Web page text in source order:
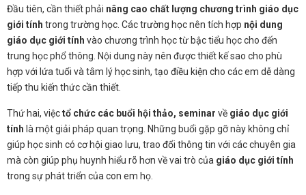
Đầu tiên, cần thiết phải nâng cao chất lượng chương trình giáo dục
giới tính trong trường học. Các trường học nên tích hợp nội dung
giáo dục giới tính vào chương trình học từ bậc tiểu học cho đến
trung học phổ thông. Nội dung này nên được thiết kế sao cho phù
hợp với lứa tuổi và tâm lý học sinh, tạo điều kiện cho các em dễ dàng
tiếp thu kiến thức cần thiết.
Thứ hai, việctổ chức các buổi hội thảo, seminar về giáo dục giới
tính là một giải pháp quan trọng. Những buổi gặp gỡ này không chỉ
giúp học sinh có cơ hội giao lưu, trao đổi thông tin với các chuyên gia
mà còn giúp phụ huynh hiểu rõ hơn về vai trò của giáo dục giới tính
trong sự phát triển của con em họ.